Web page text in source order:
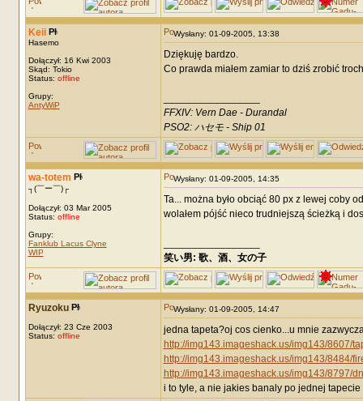
Keii
Hasemo
Dołączył: 16 Kwi 2003
Skąd: Tokio
Status: offline
Grupy:
AntyWiP
Wysłany: 01-09-2005, 13:38
Dziękuję bardzo.
Co prawda miałem zamiar to dziś zrobić
FFXIV: Vern Dae - Durandal
PSO2: ハセモ - Ship 01
wa-totem
┐(￣ー￣)┌
Dołączył: 03 Mar 2005
Status: offline
Grupy:
Fanklub Lacus Clyne
WIP
Wysłany: 01-09-2005, 14:35
Ta... można było obciąć 80 px z lewej coby
wolałem pójść nieco trudniejszą ścieżką i
笑い男: 歌、酒、女の子 DRM:
Ryuzoku
Dołączył: 23 Cze 2003
Status: offline
Wysłany: 01-09-2005, 14:47
jedna tapeta?oj cos cienko...u mnie
http://img143.imageshack.us/img143/8607/
http://img143.imageshack.us/img143/8484/
http://img143.imageshack.us/img143/8797/
i to tyle, a nie jakies banaly po jednej